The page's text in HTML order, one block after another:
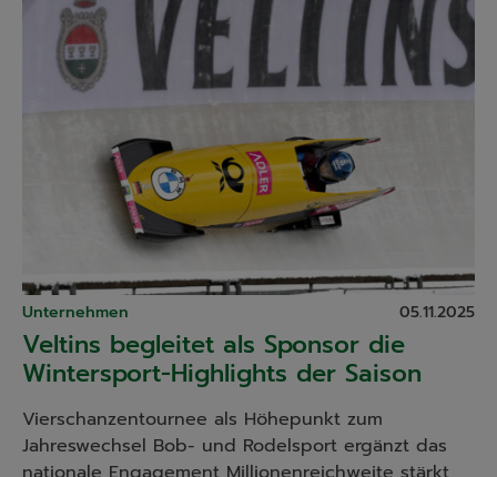
Unternehmen 05.11.2025
Veltins begleitet als Sponsor die
Wintersport-Highlights der Saison
Vierschanzentournee als Höhepunkt zum
Jahreswechsel Bob- und Rodelsport ergänzt das